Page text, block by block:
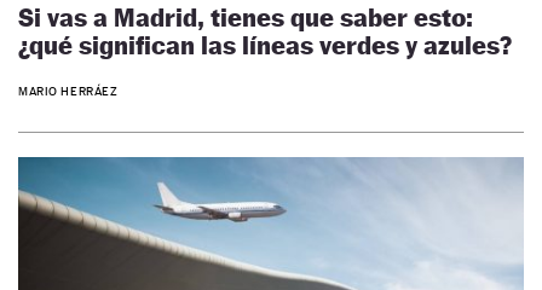
Si vas a Madrid, tienes que saber esto:
¿qué significan las líneas verdes y azules?
MARIO HERRÁEZ